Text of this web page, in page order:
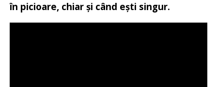
în picioare, chiar și când ești singur.